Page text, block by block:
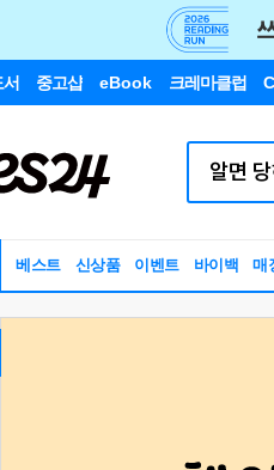
중고샵 eBook 크레마클럽
베스트 신상품 이벤트 바이백 매